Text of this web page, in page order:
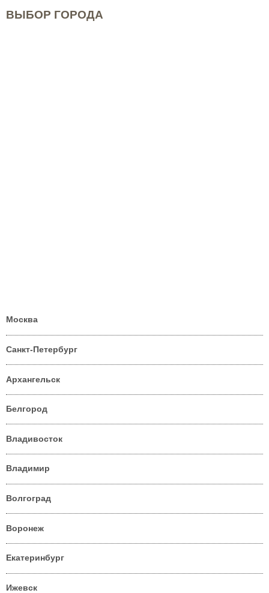
ВЫБОР ГОРОДА
Москва
Санкт-Петербург
Архангельск
Белгород
Владивосток
Владимир
Волгоград
Воронеж
Екатеринбург
Ижевск